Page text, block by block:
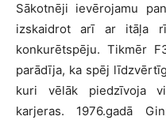
Sākotnēji ievērojamu
izskaidrot arī ar itāļa
konkurētspēju. Tikmēr
parādīja, ka spēj
kuri vēlāk piedzīvoja
karjeras. 1976.gadā